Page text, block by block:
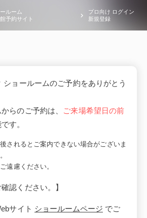
ルーム
予約サイト
プロ向け ログイン
新規登録
ショールームのご予約をありがとう
らのご予約は、
ご来場希望日の前
す。
されるとご案内できない場合がございま
遠慮ください。
認ください。】
サイト ショールームページ でご